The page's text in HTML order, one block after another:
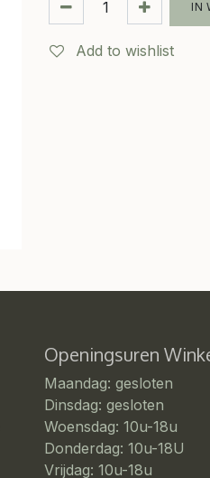
IN
Add to wishlist
Openingsuren
Maandag: gesloten
Dinsdag: gesloten
Woensdag: 10u-18u
Donderdag: 10u-18U
Vrijdag: 10u-18u